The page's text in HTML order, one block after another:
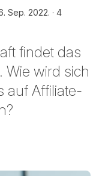
Sep. 2022.
4
findet das
Wie wird sich
auf Affiliate-